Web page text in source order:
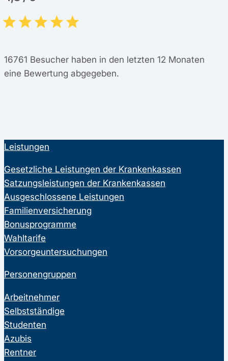
16761 Besucher haben in den letzten 12 Monaten
eine Bewertung abgegeben.
Leistungen
Gesetzliche Leistungen der Krankenkassen
Satzungsleistungen der Krankenkassen
Ausgeschlossene Leistungen
Familienversicherung
Bonusprogramme
Wahltarife
Vorsorgeuntersuchungen
Personengruppen
Arbeitnehmer
Selbstständige
Studenten
Azubis
Rentner